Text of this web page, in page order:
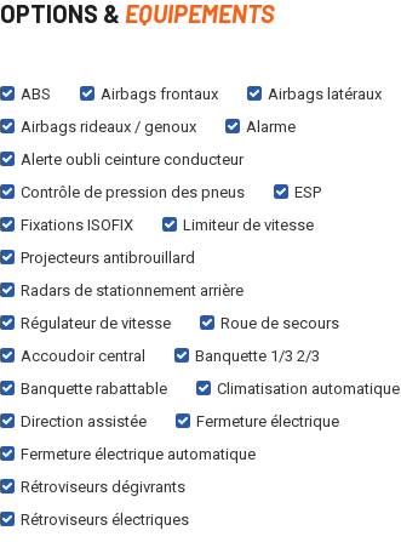
OPTIONS & EQUIPEMENTS
ABS Airbags frontaux
Airbags latéraux
Airbags rideaux / genoux
Alarme
Alerte oubli ceinture conducteur
Contrôle de pression des pneus
ESP
Fixations ISOFIX
Limiteur de vitesse
Projecteurs antibrouillard
Radars de stationnement arrière
Régulateur de vitesse
Roue de secours
Accoudoir central
Banquette 1/3 2/3
Banquette rabattable
Climatisation automatique
Direction assistée
Fermeture électrique
Fermeture électrique automatique
Rétroviseurs dégivrants
Rétroviseurs électriques